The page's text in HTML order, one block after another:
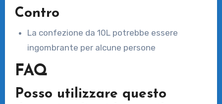
Contro
La confezione da 10L potrebbe essere
ingombrante per alcune persone
FAQ
Posso utilizzare questo